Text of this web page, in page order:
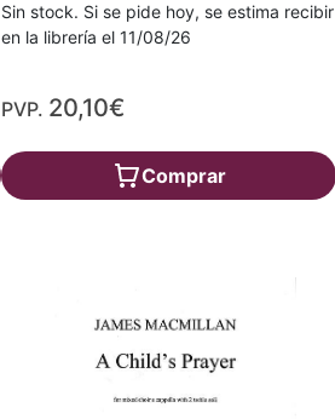
Sin stock. Si se pide hoy, se estima recibir
en la librería el 11/08/26
PVP. 20,10€
Comprar